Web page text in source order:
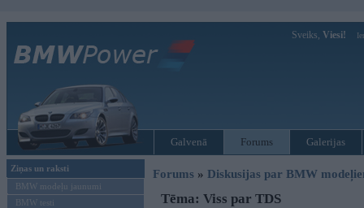
Sveiks, Viesi!
Galvenā Forums Galerijas
Ziņas un raksti
BMW modeļu jaunumi
BMW testi
Forums » Diskusijas par BMW
Tēma: Viss par TDS